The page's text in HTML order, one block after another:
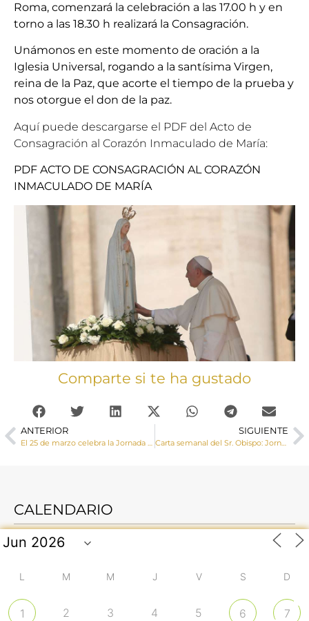
Roma, comenzará la celebración a las 17.00 h y en
torno a las 18.30 h realizará la Consagración.
Unámonos en este momento de oración a la
Iglesia Universal, rogando a la santísima Virgen,
reina de la Paz, que acorte el tiempo de la prueba y
nos otorgue el don de la paz.
Aquí puede descargarse el PDF del Acto de
Consagración al Corazón Inmaculado de María:
PDF ACTO DE CONSAGRACIÓN AL CORAZÓN
INMACULADO DE MARÍA
Comparte si te ha gustado
ANTERIOR
El 25 de marzo celebra la Jornada por la Vida a las 19 horas en San Esteban
SIGUIENTE
Carta semanal del Sr. Obispo: Jornada por la vida
CALENDARIO
L M M J V S D
1 2 3 4 5 6 7